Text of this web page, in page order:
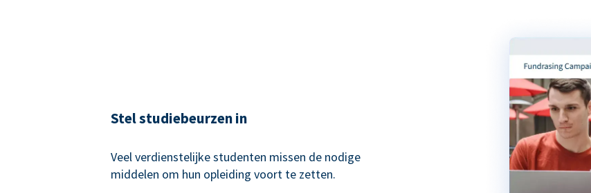
Stel studiebeurzen in
Veel verdienstelijke studenten missen de nodige
middelen om hun opleiding voort te zetten.